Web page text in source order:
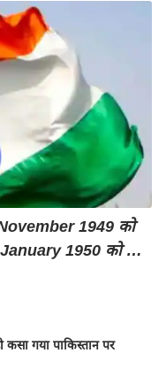
1949 को
1950 को लागू
कसा गया पाकिस्तान पर